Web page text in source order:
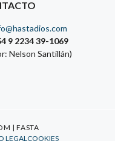
9 2234 39-1069
Nelson Santillán)
| FASTA
LEGAL COOKIES